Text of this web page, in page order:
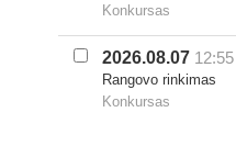
Konkursas
2026.08.07 12:55
Rangovo rinkimas
Konkursas